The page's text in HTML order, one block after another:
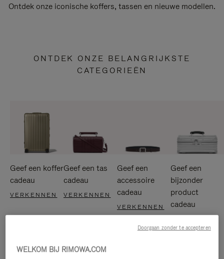
Ontdek onze iconische koffers, tassen en nieuwe modellen.
ONTDEK ONZE BELANGRIJKSTE
CATEGORIEËN
Geef een koffer
cadeau
VERKENNEN
Geef een tas
cadeau
VERKENNEN
Geef een
accessoire
cadeau
VERKENNEN
Geef een
bijzonder
product
cadeau
WELKOM BIJ RIMOWA.COM
Doorgaan zonder te accepteren